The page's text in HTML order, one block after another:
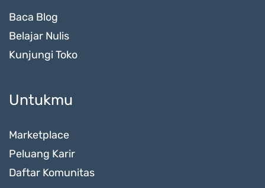
Baca Blog
Belajar Nulis
Kunjungi Toko
Untukmu
Marketplace
Peluang Karir
Daftar Komunitas